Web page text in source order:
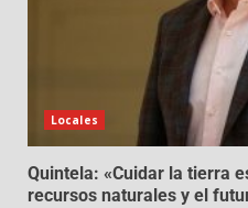
Locales
Quintela: «Cuidar la tierra
recursos naturales y el